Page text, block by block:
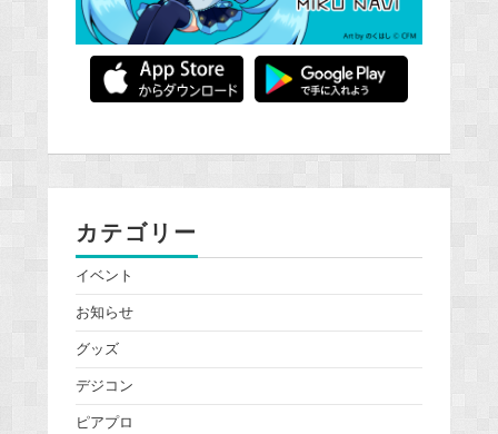
カテゴリー
イベント
お知らせ
グッズ
デジコン
ピアプロ